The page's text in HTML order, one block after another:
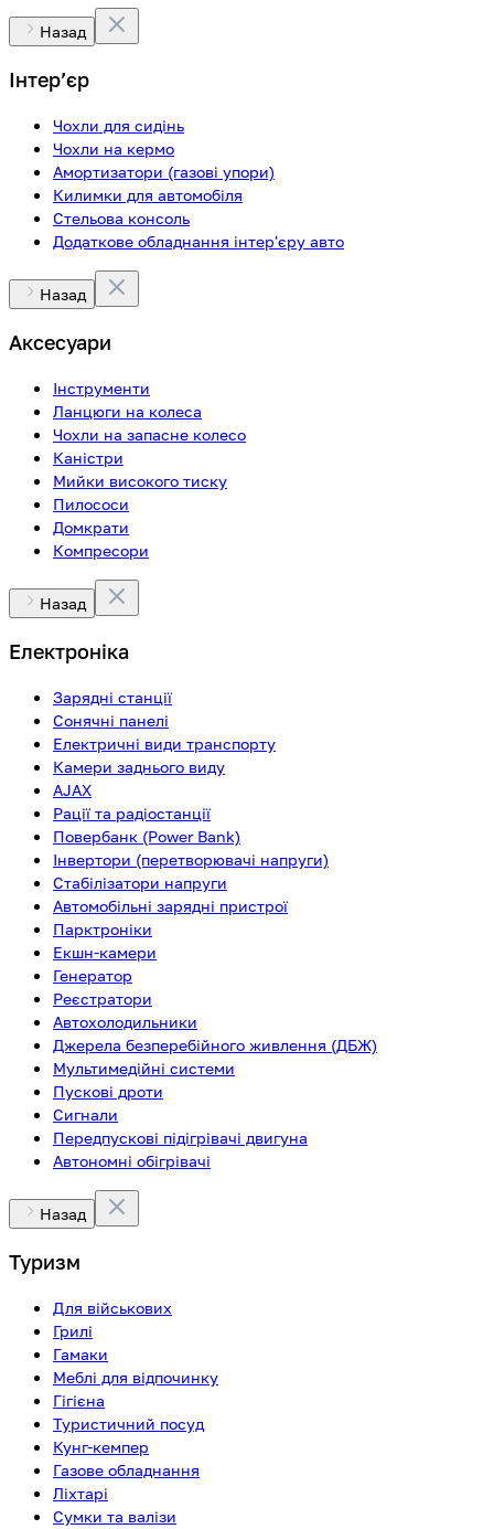
Назад
Інтерʼєр
Чохли для сидінь
Чохли на кермо
Амортизатори (газові упори)
Килимки для автомобіля
Стельова консоль
Додаткове обладнання інтер'єру авто
Назад
Аксесуари
Інструменти
Ланцюги на колеса
Чохли на запасне колесо
Каністри
Мийки високого тиску
Пилососи
Домкрати
Компресори
Назад
Електроніка
Зарядні станції
Сонячні панелі
Електричні види транспорту
Камери заднього виду
AJAX
Рації та радіостанції
Повербанк (Power Bank)
Інвертори (перетворювачі напруги)
Стабілізатори напруги
Автомобільні зарядні пристрої
Парктроніки
Екшн-камери
Генератор
Реєстратори
Автохолодильники
Джерела безперебійного живлення (ДБЖ)
Мультимедійні системи
Пускові дроти
Сигнали
Передпускові підігрівачі двигуна
Автономні обігрівачі
Назад
Туризм
Для військових
Грилі
Гамаки
Меблі для відпочинку
Гігієна
Туристичний посуд
Кунг-кемпер
Газове обладнання
Ліхтарі
Сумки та валізи